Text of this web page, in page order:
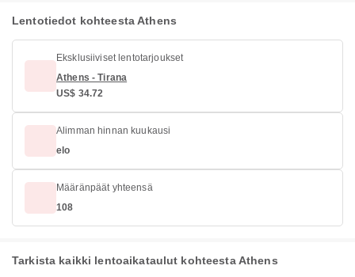
Lentotiedot kohteesta Athens
Eksklusiiviset lentotarjoukset
Athens - Tirana
US$ 34.72
Alimman hinnan kuukausi
elo
Määränpäät yhteensä
108
Tarkista kaikki lentoaikataulut kohteesta Athens